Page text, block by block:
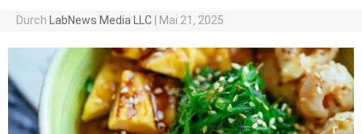
Durch LabNews Media LLC Mai 21, 2025